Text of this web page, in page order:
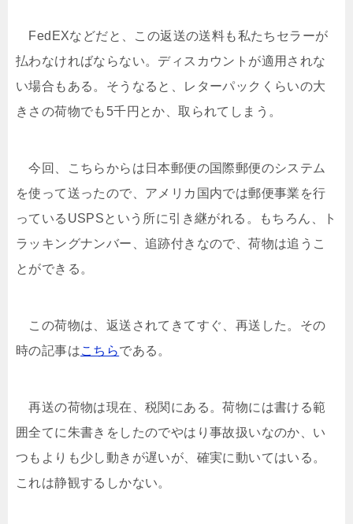
FedEXなどだと、この返送の送料も私たちセラーが
払わなければならない。ディスカウントが適用されな
い場合もある。そうなると、レターパックくらいの大
きさの荷物でも5千円とか、取られてしまう。
今回、こちらからは日本郵便の国際郵便のシステム
を使って送ったので、アメリカ国内では郵便事業を行
っているUSPSという所に引き継がれる。もちろん、ト
ラッキングナンバー、追跡付きなので、荷物は追うこ
とができる。
この荷物は、返送されてきてすぐ、再送した。その
時の記事はこちらである。
再送の荷物は現在、税関にある。荷物には書ける範
囲全てに朱書きをしたのでやはり事故扱いなのか、い
つもよりも少し動きが遅いが、確実に動いてはいる。
これは静観するしかない。